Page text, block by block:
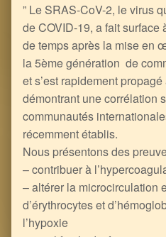
” Le SRAS-CoV-2, le virus
de COVID-19, a fait surface
de temps après la mise en
la 5ème génération de
et s’est rapidement
démontrant une corrélation
communautés
récemment établis.
Nous présentons des
– contribuer à
– altérer la microcirculation
d’érythrocytes et
l’hypoxie